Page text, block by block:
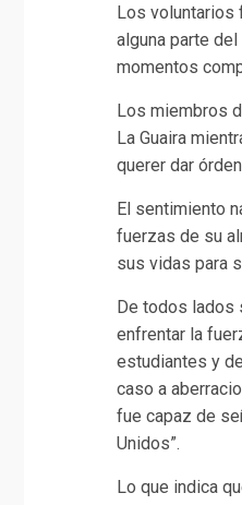
Los voluntarios
alguna parte
momentos
Los miembros
La Guaira
querer dar
El sentimiento
fuerzas de su
sus vidas para
De todos lados
enfrentar la
estudiantes y
caso a
fue capaz de
Unidos”.
Lo que indica